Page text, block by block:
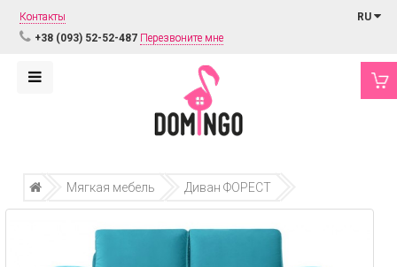
Контакты
+38 (093) 52-52-487 Перезвоните мне
RU
Мягкая мебель Диван ФОРЕСТ